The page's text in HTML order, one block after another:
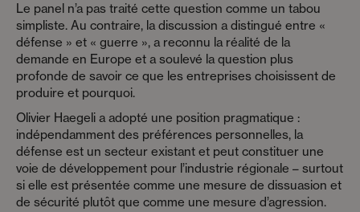
Le panel n’a pas traité cette question comme un tabou
simpliste. Au contraire, la discussion a distingué entre «
défense » et « guerre », a reconnu la réalité de la
demande en Europe et a soulevé la question plus
profonde de savoir ce que les entreprises choisissent de
produire et pourquoi.
Olivier Haegeli a adopté une position pragmatique :
indépendamment des préférences personnelles, la
défense est un secteur existant et peut constituer une
voie de développement pour l’industrie régionale – surtout
si elle est présentée comme une mesure de dissuasion et
de sécurité plutôt que comme une mesure d’agression.